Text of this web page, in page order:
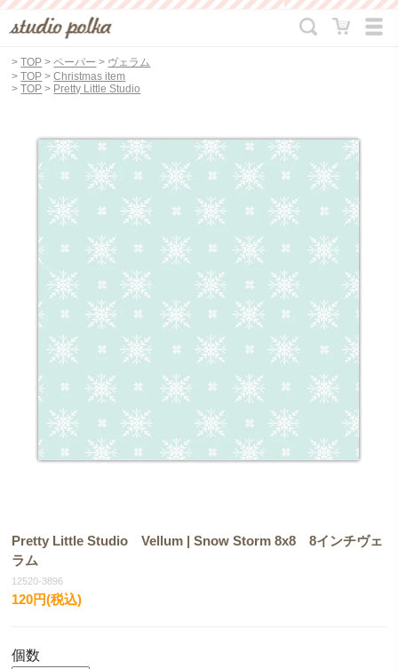
>TOP >ペーパー > ヴェラム
>TOP >Christmas item
>TOP > Pretty Little Studio
Pretty Little Studio Vellum | Snow Storm 8x8 8インチヴェ
ラム
12520-3896
120円(税込)
個数